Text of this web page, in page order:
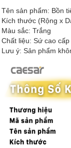
Tên sản phẩm: Bồn
Kích thước (Rộng x
Màu sắc: Trắng
Chất liệu: Sứ cao cấp
Lưu ý: Sản phẩm